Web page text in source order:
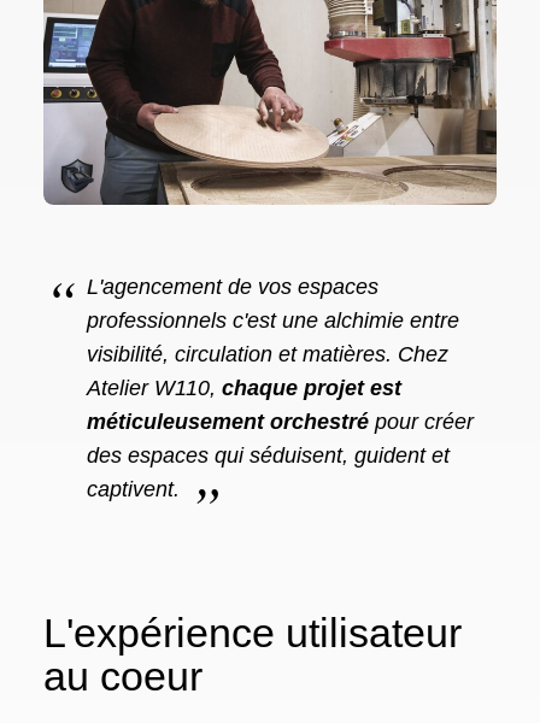
L'expérience utilisateur
au coeur
L'agencement de vos espaces
professionnels c'est une alchimie entre
visibilité, circulation et matières. Chez
Atelier W110, chaque projet est
méticuleusement orchestré pour créer
des espaces qui séduisent, guident et
captivent.